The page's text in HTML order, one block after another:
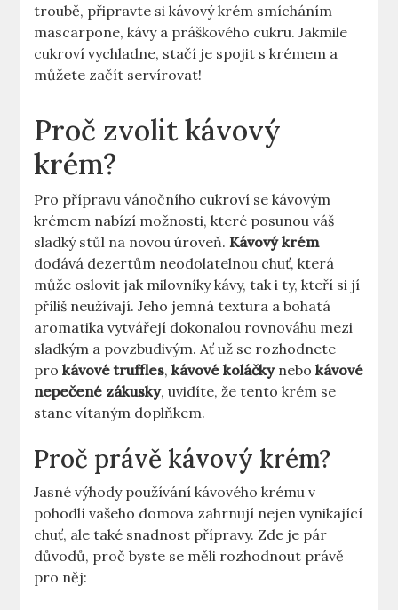
troubě, připravte si kávový krém smícháním
mascarpone, kávy a práškového cukru. Jakmile
cukroví vychladne, stačí je spojit s krémem a
můžete začít servírovat!
Proč zvolit kávový
krém?
Pro přípravu vánočního cukroví se kávovým
krémem nabízí možnosti, které posunou váš
sladký stůl na novou úroveň.Kávový krém
dodává dezertům neodolatelnou chuť, která
může oslovit jak milovníky kávy, tak i ty, kteří si jí
příliš neužívají. Jeho jemná textura a bohatá
aromatika vytvářejí dokonalou rovnováhu mezi
sladkým a povzbudivým. Ať už se rozhodnete
prokávové truffles,kávové koláčkynebokávové
nepečené zákusky, uvidíte, že tento krém se
stane vítaným doplňkem.
Proč právě kávový krém?
Jasné výhody používání kávového krému v
pohodlí vašeho domova zahrnují nejen vynikající
chuť, ale také snadnost přípravy. Zde je pár
důvodů, proč byste se měli rozhodnout právě
pro něj: